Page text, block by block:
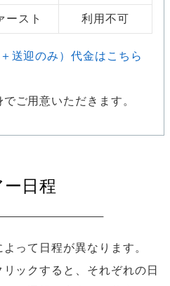
ースト
利用不可
送迎のみ）代金はこちら
ご用意いただきます。
日程
って日程が異なります。
ックすると、それぞれの日